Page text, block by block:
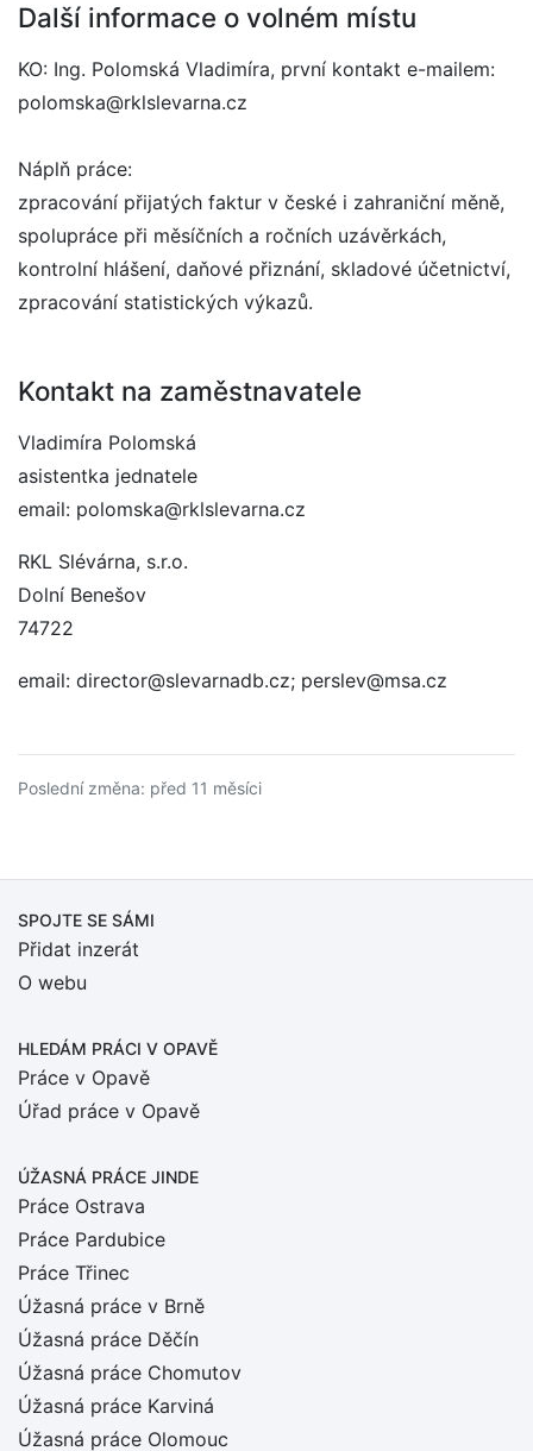
Další informace o volném místu
KO: Ing. Polomská Vladimíra, první kontakt e-mailem:
polomska@rklslevarna.cz
Náplň práce:
zpracování přijatých faktur v české i zahraniční měně,
spolupráce při měsíčních a ročních uzávěrkách,
kontrolní hlášení, daňové přiznání, skladové účetnictví,
zpracování statistických výkazů.
Kontakt na zaměstnavatele
Vladimíra Polomská
asistentka jednatele
email: polomska@rklslevarna.cz
RKL Slévárna, s.r.o.
Dolní Benešov
74722
email: director@slevarnadb.cz; perslev@msa.cz
Poslední změna: před 11 měsíci
SPOJTE SE SÁMI
Přidat inzerát
O webu
HLEDÁM PRÁCI V OPAVĚ
Práce v Opavě
Úřad práce v Opavě
ÚŽASNÁ PRÁCE JINDE
Práce Ostrava
Práce Pardubice
Práce Třinec
Úžasná práce v Brně
Úžasná práce Děčín
Úžasná práce Chomutov
Úžasná práce Karviná
Úžasná práce Olomouc